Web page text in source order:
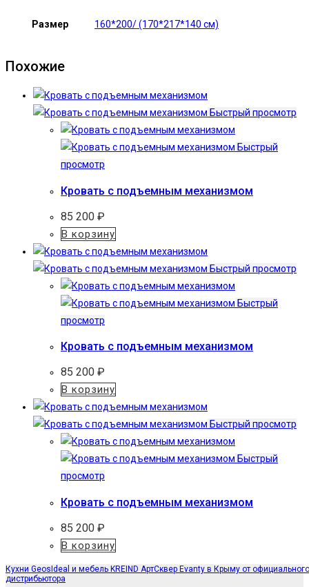
Размер 160*200/ (170*217*140 см)
Похожие
Быстрый просмотр
Быстрый
просмотр
Кровать с подъемным механизмом
85 200 ₽
В корзину
Быстрый просмотр
Быстрый
просмотр
Кровать с подъемным механизмом
85 200 ₽
В корзину
Быстрый просмотр
Быстрый
просмотр
Кровать с подъемным механизмом
85 200 ₽
В корзину
Кухни GeosIdeal и мебель KREIND АртСквер Evanty в Крыму от официального
дистрибьютора